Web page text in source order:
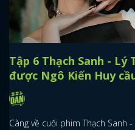
Tập 6 Thạch Sanh - Lý
được Ngô Kiến Huy
Càng về cuối phim Thạch Sanh